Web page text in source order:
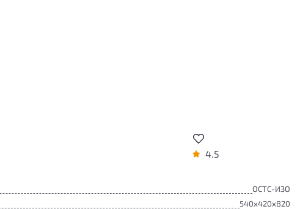
4.5
ОСТС-ИЗО
540x420x820